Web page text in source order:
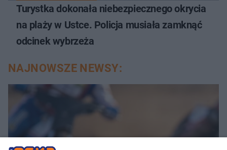
Turystka dokonała niebezpiecznego okrycia
na plaży w Ustce. Policja musiała zamknąć
odcinek wybrzeża
NAJNOWSZE NEWSY: